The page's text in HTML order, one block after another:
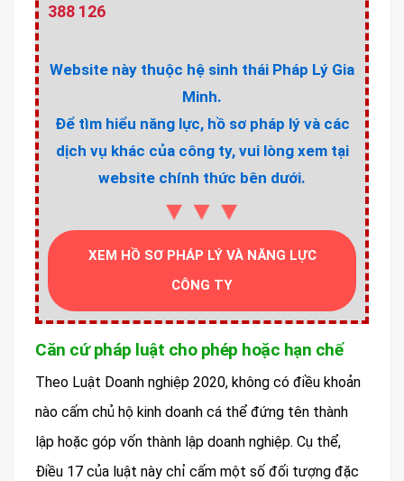
388 126
Website này thuộc hệ sinh thái Pháp Lý Gia
Minh.
Để tìm hiểu năng lực, hồ sơ pháp lý và các
dịch vụ khác của công ty, vui lòng xem tại
website chính thức bên dưới.
▼▼▼
XEM HỒ SƠ PHÁP LÝ VÀ NĂNG LỰC
CÔNG TY
Căn cứ pháp luật cho phép hoặc hạn chế
Theo Luật Doanh nghiệp 2020, không có điều khoản
nào cấm chủ hộ kinh doanh cá thể đứng tên thành
lập hoặc góp vốn thành lập doanh nghiệp. Cụ thể,
Điều 17 của luật này chỉ cấm một số đối tượng đặc